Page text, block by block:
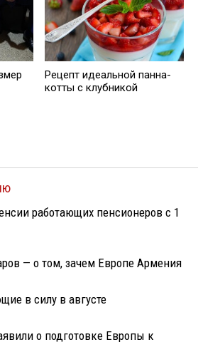
Рецепт идеальной панна-
котты с клубникой
работающих пенсионеров с 1
— о том, зачем Европе Армения
в силу в августе
о подготовке Европы к